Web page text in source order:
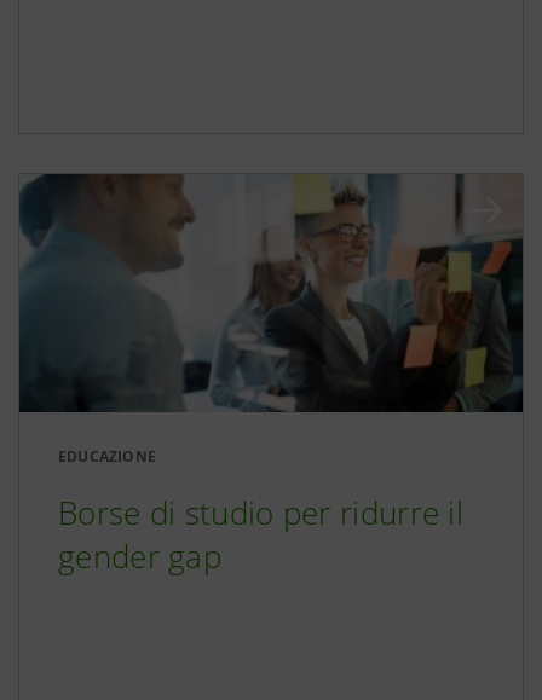
EDUCAZIONE
Borse di studio per ridurre il
gender gap